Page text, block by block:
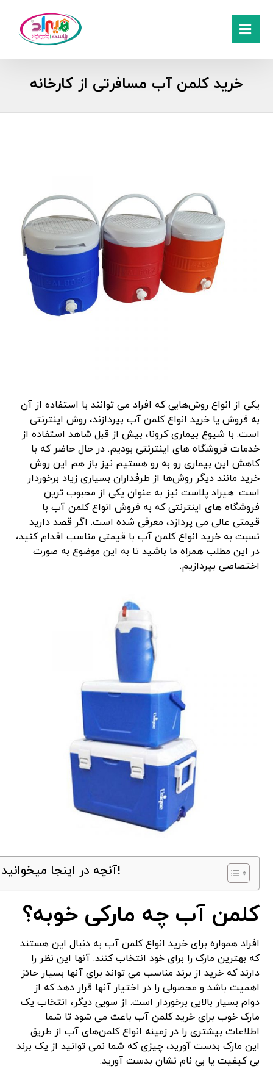
خرید کلمن آب مسافرتی از کارخانه
یکی از انواع روش‌هایی که افراد می توانند با استفاده از آن
به فروش یا خرید انواع کلمن آب بپردازند، روش اینترنتی
است. با شیوع بیماری کرونا، بیش از قبل شاهد استفاده از
خدمات فروشگاه های اینترنتی بودیم. در حال حاضر که با
کاهش این بیماری رو به رو هستیم نیز باز هم این روش
خرید مانند دیگر روش‌ها از طرفداران بسیاری زیاد برخوردار
است. هیراد پلاست نیز به عنوان یکی از محبوب ترین
فروشگاه های اینترنتی که به فروش انواع کلمن آب با
قیمتی عالی می پردازد، معرفی شده است. اگر قصد دارید
نسبت به خرید انواع کلمن آب با قیمتی مناسب اقدام کنید،
در این مطلب همراه ما باشید تا به این موضوع به صورت
اختصاصی بپردازیم.
آنچه در اینجا میخوانید!
کلمن آب چه مارکی خوبه؟
افراد همواره برای خرید انواع کلمن آب به دنبال این هستند
که بهترین مارک را برای خود انتخاب کنند. آنها این نظر را
دارند که خرید از برند مناسب می تواند برای آنها بسیار حائز
اهمیت باشد و محصولی را در اختیار آنها قرار دهد که از
دوام بسیار بالایی برخوردار است. از سویی دیگر، انتخاب یک
مارک خوب برای خرید کلمن آب باعث می شود تا شما
اطلاعات بیشتری را در زمینه انواع کلمن‌های آب از طریق
این مارک بدست آورید، چیزی که شما نمی توانید از یک برند
بی کیفیت یا بی نام نشان بدست آورید.